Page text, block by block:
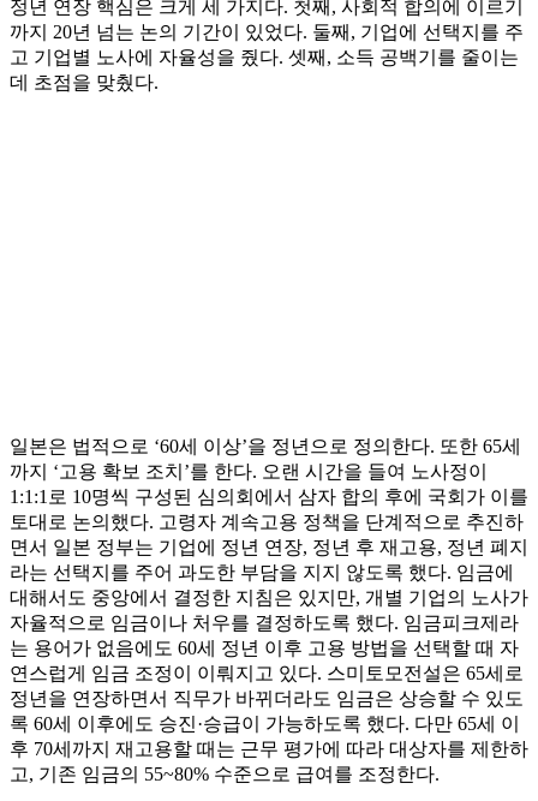
정년 연장 핵심은 크게 세 가지다. 첫째, 사회적 합의에 이르기
까지 20년 넘는 논의 기간이 있었다. 둘째, 기업에 선택지를 주
고 기업별 노사에 자율성을 줬다. 셋째, 소득 공백기를 줄이는
데 초점을 맞췄다.
일본은 법적으로 ‘60세 이상’을 정년으로 정의한다. 또한 65세
까지 ‘고용 확보 조치’를 한다. 오랜 시간을 들여 노사정이
1:1:1로 10명씩 구성된 심의회에서 삼자 합의 후에 국회가 이를
토대로 논의했다. 고령자 계속고용 정책을 단계적으로 추진하
면서 일본 정부는 기업에 정년 연장, 정년 후 재고용, 정년 폐지
라는 선택지를 주어 과도한 부담을 지지 않도록 했다. 임금에
대해서도 중앙에서 결정한 지침은 있지만, 개별 기업의 노사가
자율적으로 임금이나 처우를 결정하도록 했다. 임금피크제라
는 용어가 없음에도 60세 정년 이후 고용 방법을 선택할 때 자
연스럽게 임금 조정이 이뤄지고 있다. 스미토모전설은 65세로
정년을 연장하면서 직무가 바뀌더라도 임금은 상승할 수 있도
록 60세 이후에도 승진·승급이 가능하도록 했다. 다만 65세 이
후 70세까지 재고용할 때는 근무 평가에 따라 대상자를 제한하
고, 기존 임금의 55~80% 수준으로 급여를 조정한다.